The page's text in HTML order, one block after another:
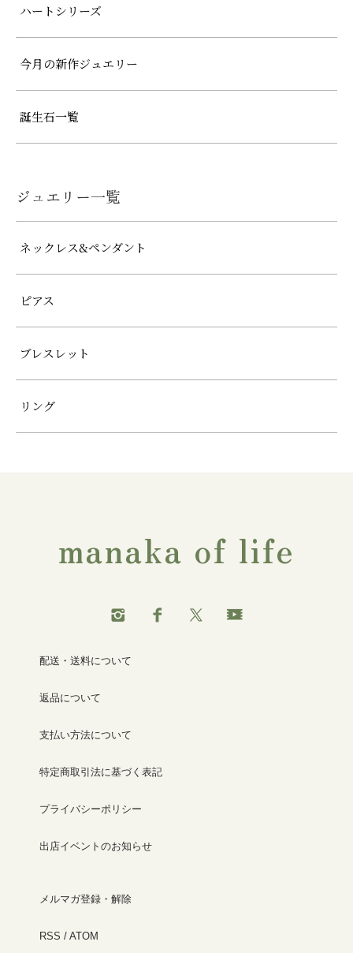
ハートシリーズ
今月の新作ジュエリー
誕生石一覧
ジュエリー一覧
ネックレス&ペンダント
ピアス
ブレスレット
リング
manaka of life
配送・送料について
返品について
支払い方法について
特定商取引法に基づく表記
プライバシーポリシー
出店イベントのお知らせ
メルマガ登録・解除
RSS / ATOM